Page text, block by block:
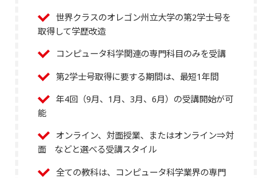
世界クラスのオレゴン州立大学の第2学士号を
取得して学歴改造
コンピュータ科学関連の専門科目のみを受講
第2学士号取得に要する期間は、最短1年間
年4回（9月、1月、3月、6月）の受講開始が可
能
オンライン、対面授業、またはオンライン⇒対
面 などと選べる受講スタイル
全ての教科は、コンピュータ科学業界の専門